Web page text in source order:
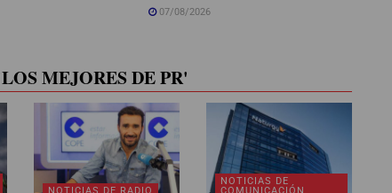
07/08/2026
MEJORES DE PR'
NOTICIAS DE RADIO
NOTICIAS DE
COMUNICACIÓN